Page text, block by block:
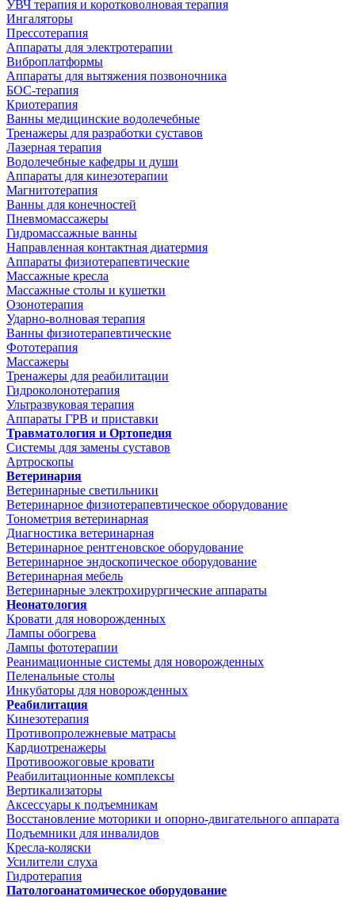
УВЧ терапия и коротковолновая терапия
Ингаляторы
Прессотерапия
Аппараты для электротерапии
Виброплатформы
Аппараты для вытяжения позвоночника
БОС-терапия
Криотерапия
Ванны медицинские водолечебные
Тренажеры для разработки суставов
Лазерная терапия
Водолечебные кафедры и души
Аппараты для кинезотерапии
Магнитотерапия
Ванны для конечностей
Пневмомассажеры
Гидромассажные ванны
Направленная контактная диатермия
Аппараты физиотерапевтические
Массажные кресла
Массажные столы и кушетки
Озонотерапия
Ударно-волновая терапия
Ванны физиотерапевтические
Фототерапия
Массажеры
Тренажеры для реабилитации
Гидроколонотерапия
Ультразвуковая терапия
Аппараты ГРВ и приставки
Травматология и Ортопедия
Системы для замены суставов
Артроскопы
Ветеринария
Ветеринарные светильники
Ветеринарное физиотерапевтическое оборудование
Тонометрия ветеринарная
Диагностика ветеринарная
Ветеринарное рентгеновское оборудование
Ветеринарное эндоскопическое оборудование
Ветеринарная мебель
Ветеринарные электрохирургические аппараты
Неонатология
Кровати для новорожденных
Лампы обогрева
Лампы фототерапии
Реанимационные системы для новорожденных
Пеленальные столы
Инкубаторы для новорожденных
Реабилитация
Кинезотерапия
Противопролежневые матрасы
Кардиотренажеры
Противоожоговые кровати
Реабилитационные комплексы
Вертикализаторы
Аксессуары к подъемникам
Восстановление моторики и опорно-двигательного аппарата
Подъемники для инвалидов
Кресла-коляски
Усилители слуха
Гидротерапия
Патологоанатомическое оборудование